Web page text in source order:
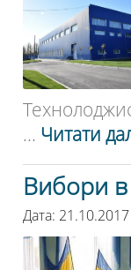
... Читати
Вибори в
Дата: